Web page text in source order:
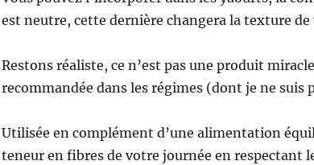
est neutre, cette dernière changera la texture
Restons réaliste, ce n’est pas une produit
recommandée dans les régimes (dont je ne suis
Utilisée en complément d’une alimentation
teneur en fibres de votre journée en respectant